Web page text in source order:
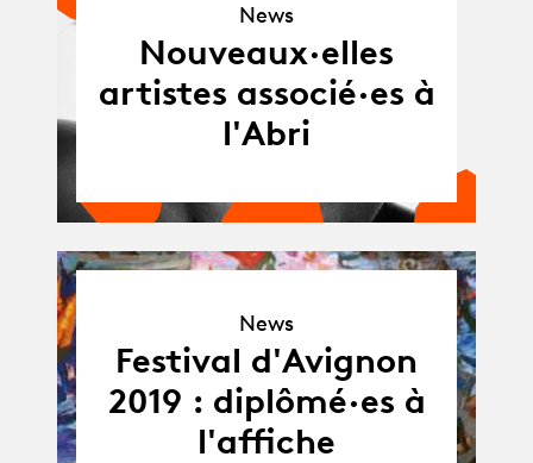
News
Nouveaux·elles
artistes associé·es à
l'Abri
News
Festival d'Avignon
2019 : diplômé·es à
l'affiche